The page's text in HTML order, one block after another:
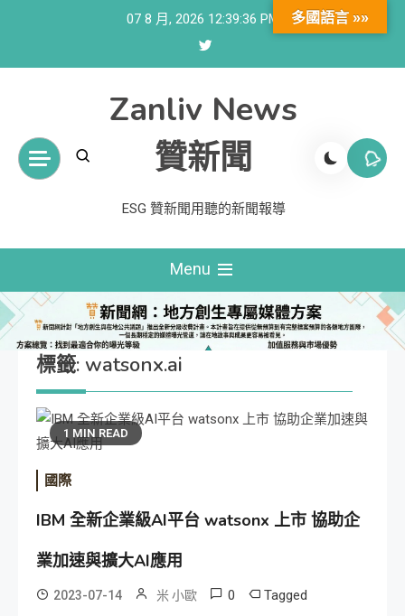
07 8 月, 2026 12:39:36 PM
Zanliv News
贊新聞
ESG 贊新聞用聽的新聞報導
Menu
標籤: watsonx.ai
1 MIN READ
國際
IBM 全新企業級AI平台 watsonx 上市 協助企
業加速與擴大AI應用
2023-07-14 米 小歐 0 Tagged
多國語言 »»